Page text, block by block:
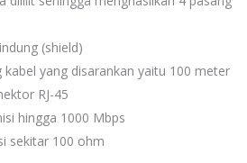
(shield)
kabel yang disarankan yaitu 100 meter
RJ-45
hingga 1000 Mbps
sekitar 100 ohm